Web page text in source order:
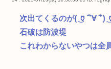
次出てくるのが( ͜🏺´´ิ∀ ´ิ)
石破は防波堤
これわからないやつは全